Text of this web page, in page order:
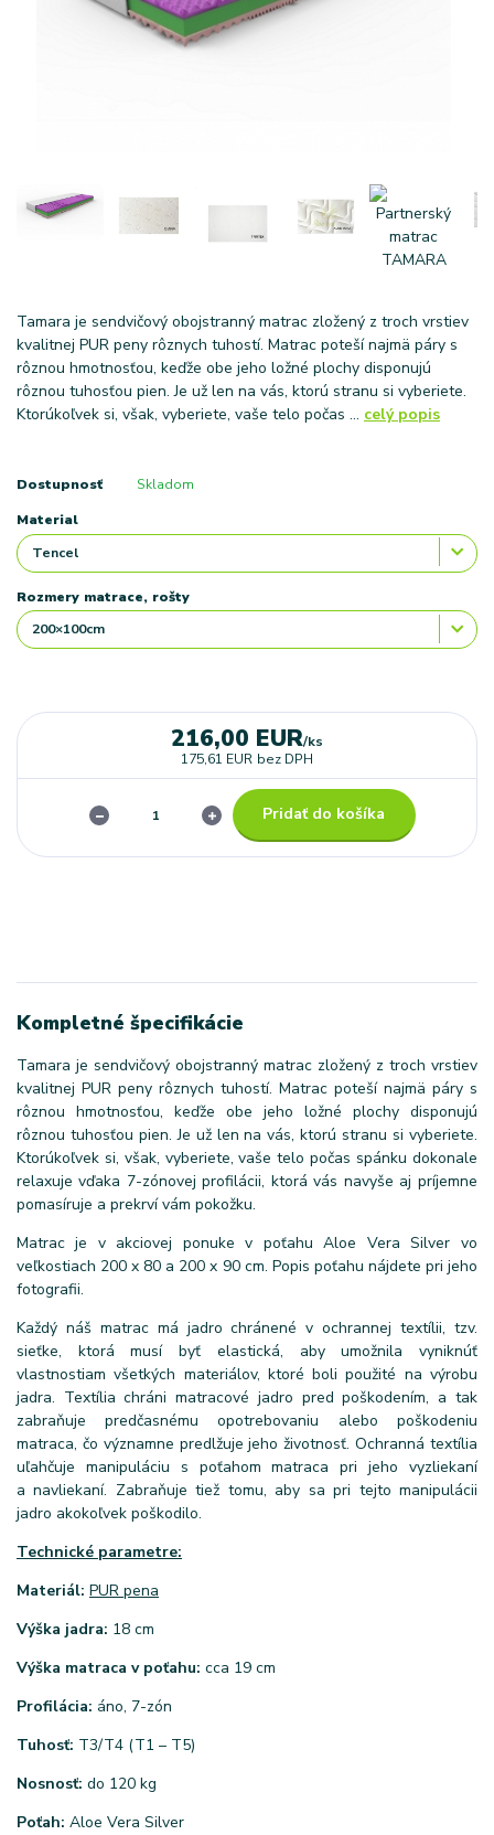
Tamara je sendvičový obojstranný matrac zložený z troch vrstiev
kvalitnej PUR peny rôznych tuhostí. Matrac poteší najmä páry s
rôznou hmotnosťou, keďže obe jeho ložné plochy disponujú
rôznou tuhosťou pien. Je už len na vás, ktorú stranu si vyberiete.
Ktorúkoľvek si, však, vyberiete, vaše telo počas ... celý popis
Dostupnosť Skladom
Material
Rozmery matrace, rošty
216,00 EUR/ks
175,61 EUR bez DPH
Pridať do košíka
Kompletné špecifikácie
Tamara je sendvičový obojstranný matrac zložený z troch vrstiev
kvalitnej PUR peny rôznych tuhostí. Matrac poteší najmä páry s
rôznou hmotnosťou, keďže obe jeho ložné plochy disponujú
rôznou tuhosťou pien. Je už len na vás, ktorú stranu si vyberiete.
Ktorúkoľvek si, však, vyberiete, vaše telo počas spánku dokonale
relaxuje vďaka 7-zónovej profilácii, ktorá vás navyše aj príjemne
pomasíruje a prekrví vám pokožku.
Matrac je v akciovej ponuke v poťahu Aloe Vera Silver vo
veľkostiach 200 x 80 a 200 x 90 cm. Popis poťahu nájdete pri jeho
fotografii.
Každý náš matrac má jadro chránené v ochrannej textílii, tzv.
sieťke, ktorá musí byť elastická, aby umožnila vyniknúť
vlastnostiam všetkých materiálov, ktoré boli použité na výrobu
jadra. Textília chráni matracové jadro pred poškodením, a tak
zabraňuje predčasnému opotrebovaniu alebo poškodeniu
matraca, čo významne predlžuje jeho životnosť. Ochranná textília
uľahčuje manipuláciu s poťahom matraca pri jeho vyzliekaní
a navliekaní. Zabraňuje tiež tomu, aby sa pri tejto manipulácii
jadro akokoľvek poškodilo.
Technické parametre:
Materiál: PUR pena
Výška jadra: 18 cm
Výška matraca v poťahu: cca 19 cm
Profilácia: áno, 7-zón
Tuhosť: T3/T4 (T1 – T5)
Nosnosť: do 120 kg
Poťah: Aloe Vera Silver